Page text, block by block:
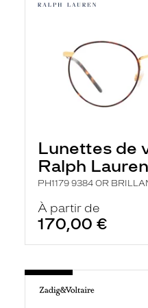
Lunettes de
Ralph Lauren
PH1179 9384 OR
À partir de
170,00 €